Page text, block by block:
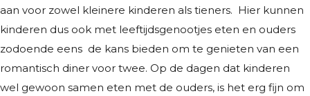
aan voor zowel kleinere kinderen als tieners. Hier kunnen
kinderen dus ook met leeftijdsgenootjes eten en ouders
zodoende eens de kans bieden om te genieten van een
romantisch diner voor twee. Op de dagen dat kinderen
wel gewoon samen eten met de ouders, is het erg fijn om